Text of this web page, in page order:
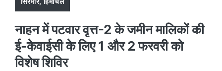
नाहन में पटवार वृत्त-2 के जमीन मालिकों की
ई-केवाईसी के लिए 1 और 2 फरवरी को
विशेष शिविर